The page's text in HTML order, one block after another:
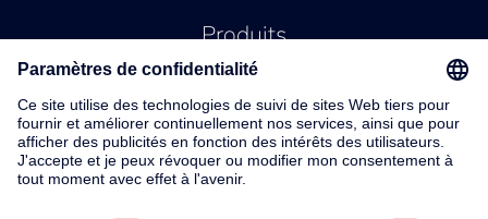
Produits
Service
Contact
À propos de nous